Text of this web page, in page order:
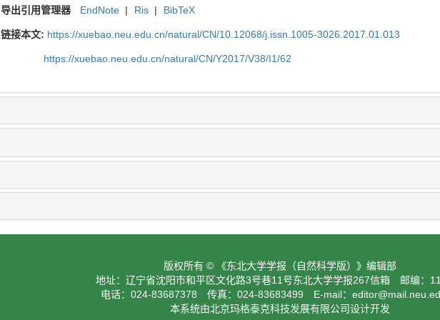
导出引用管理器 EndNote | Ris | BibTeX
链接本文: https://xuebao.neu.edu.cn/natural/CN/10.12068/j.issn.1005-3026.2017.01.013
https://xuebao.neu.edu.cn/natural/CN/Y2017/V38/I1/62
版权所有 © 《东北大学学报（自然科学版）》编辑部
地址：辽宁省沈阳市和平区文化路3号巷11号东北大学学报267信箱 邮编：
电话：024-83687378 传真：024-83683499 E-mail：
本系统由北京玛格泰克科技发展有限公司设计开发